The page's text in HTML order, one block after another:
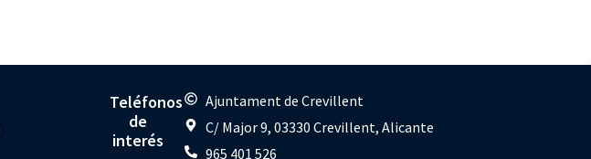
Teléfonos
de
interés
Ajuntament de Crevillent
C/ Major 9, 03330 Crevillent, Alicante
965 401 526